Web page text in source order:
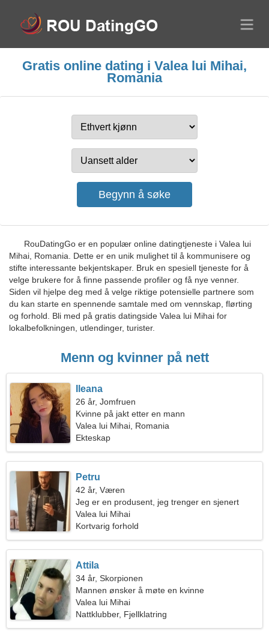
Gratis online dating i Valea lui Mihai,
Romania
RouDatingGo er en populær online datingtjeneste i Valea lui
Mihai, Romania. Dette er en unik mulighet til å kommunisere og
stifte interessante bekjentskaper. Bruk en spesiell tjeneste for å
velge brukere for å finne passende profiler og få nye venner.
Siden vil hjelpe deg med å velge riktige potensielle partnere som
du kan starte en spennende samtale med om vennskap, flørting
og forhold. Bli med på gratis datingside Valea lui Mihai for
lokalbefolkningen, utlendinger, turister.
Menn og kvinner på nett
Ileana
26 år, Jomfruen
Kvinne på jakt etter en mann
Valea lui Mihai, Romania
Ekteskap
Petru
42 år, Væren
Jeg er en produsent, jeg trenger en sjenert
kvinne
Valea lui Mihai
Kortvarig forhold
Attila
34 år, Skorpionen
Mannen ønsker å møte en kvinne
Valea lui Mihai
Nattklubber, Fjellklatring